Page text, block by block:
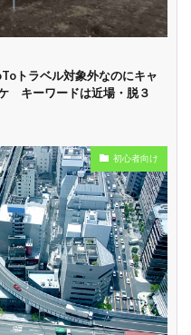
トラベル対象外なのにキャ
キーワードは近場・脱３
初心者向け